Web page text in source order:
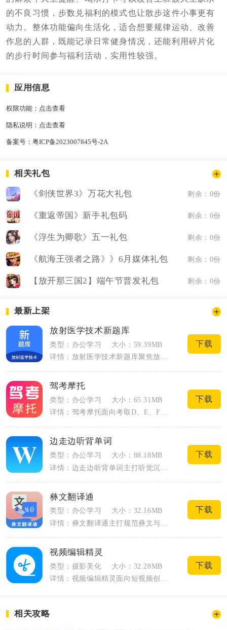
的不良习惯，步数兑福利的模式也让散步这件小事更有
动力。整体功能偏向生活化，适合想要规律运动、改善
作息的人群，既能记录日常健身情况，还能利用碎片化
的步行时间参与福利活动，实用性较强。
应用信息
权限功能： 点击查看
隐私说明： 点击查看
备案号： 粤ICP备2023007845号-2A
相关礼包
《剑侠世界3》万花大礼包 剩余：0份
《重返帝国》新手礼包码 剩余：0份
《浮生为卿歌》五一礼包 剩余：0份
《航海王强者之路》》6月媒体礼包 剩余：0份
【放开那三国2】端午节普发礼包 剩余：0份
最新上架
放射医学技术新题库
类型：办公学习
大小：59.39MB
详情：放射医学技术新题库聚焦放射医学技术士、放射医学技术师、中级职称三类卫生资格考...
下载
驾考摩托
类型：办公学习
大小：65.31MB
详情：驾考摩托面向考取D、E、F三类摩托车驾照的学员，整合科一科四理论题库与科二科...
下载
边走边听背单词
类型：办公学习
大小：88.18MB
下载
彝文翻译通
类型：办公学习
大小：32.16MB
下载
视频编辑精灵
类型：摄影美化
大小：32.28MB
下载
相关攻略